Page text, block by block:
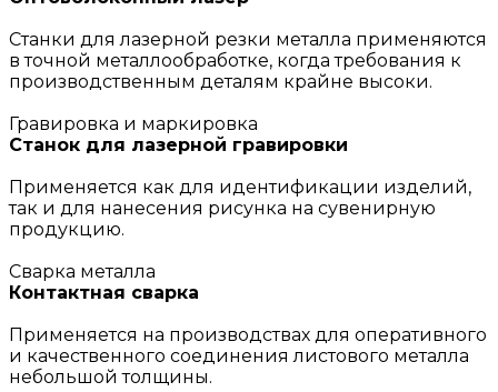
Станки для лазерной резки металла применяются
в точной металлообработке, когда требования к
производственным деталям крайне высоки.
Гравировка и маркировка
Станок для лазерной гравировки
Применяется как для идентификации изделий,
так и для нанесения рисунка на сувенирную
продукцию.
Сварка металла
Контактная сварка
Применяется на производствах для оперативного
и качественного соединения листового металла
небольшой толщины.